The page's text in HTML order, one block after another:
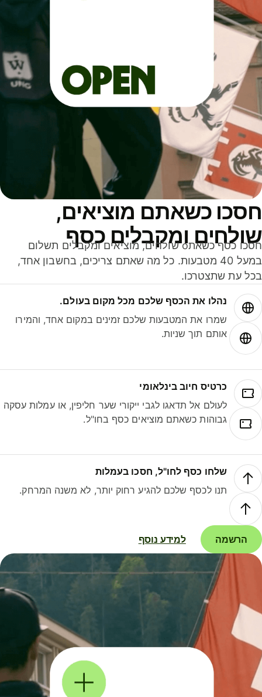
כשאתם מוציאים,
ומקבלים כסף
חסכו כסף כשאתo שולחים, מוציאים ומקבלים תשלום
במעל 40 מטבעות. כל מה שאתם צריכים, בחשבון אחד,
עת שתצטרכו.
נהלו את הכסף שלכם מכל מקום בעולם.
שמרו את המטבעות שלכם זמינים במקום אחד, והמירו
אותם תוך שניות.
כרטיס חיוב בינלאומי
לעולם אל תדאגו לגבי ייקורי שער חליפין, או עמלות עסקה
גבוהות כשאתם מוציאים כסף בחו"ל.
שלחו כסף לחו"ל, חסכו בעמלות
תנו לכסף שלכם להגיע רחוק יותר, לא משנה המרחק.
הרשמה למידע נוסף